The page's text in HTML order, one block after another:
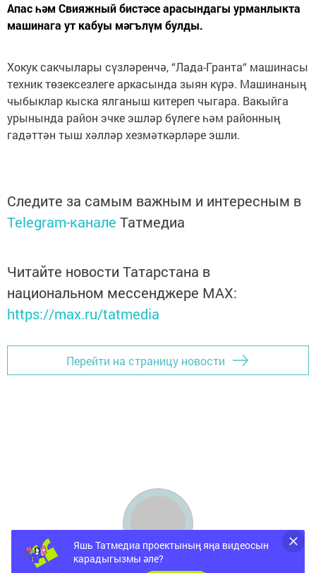
Апас һәм Свияжный бистәсе арасындагы урманлыкта
машинага ут кабуы мәгълүм булды.
Хокук сакчылары сүзләренчә, “Лада-Гранта“ машинасы
техник төзексезлеге аркасында зыян күрә. Машинаның
чыбыклар кыска ялганыш китереп чыгара. Вакыйга
урынында район эчке эшләр бүлеге һәм районның
гадәттән тыш хәлләр хезмәткәрләре эшли.
Следите за самым важным и интересным в
Telegram-канале Татмедиа
Читайте новости Татарстана в
национальном мессенджере MАХ:
https://max.ru/tatmedia
Перейти на страницу новости
Яшь Татмедиа проектының яңа видеосын
карадыгызмы әле?